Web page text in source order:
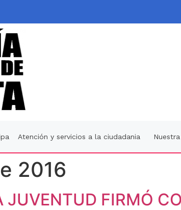
Atención y servicios a la ciudadania
2016
JUVENTUD FIRMÓ